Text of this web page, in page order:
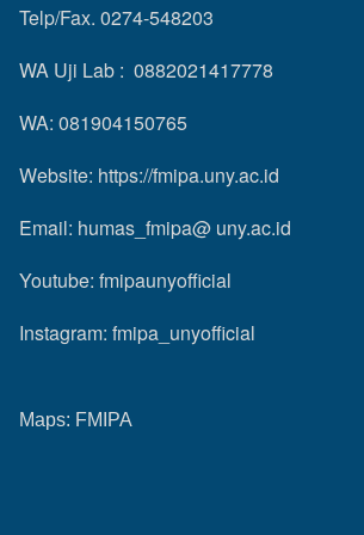
Telp/Fax. 0274-548203
WA Uji Lab : 0882021417778
WA: 081904150765
Website: https://fmipa.uny.ac.id
Email: humas_fmipa@ uny.ac.id
Youtube: fmipaunyofficial
Instagram: fmipa_unyofficial
Maps: FMIPA